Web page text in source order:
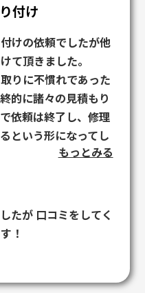
付け
けの依頼でしたが他
て頂きました。
りに不慣れであった
的に諸々の見積もり
依頼は終了し、修理
という形になってし
けしてしまい申し訳
まで一つ一つ丁寧に
、社長さんもとても
やすく、わからない
最後の最後まで親切
もっとみる
たが 口コミをしてく
！